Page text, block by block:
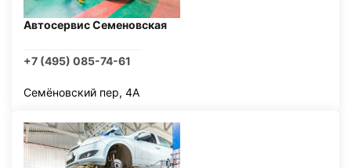
Автосервис Семеновская
+7 (495) 085-74-61
Семёновский пер, 4А